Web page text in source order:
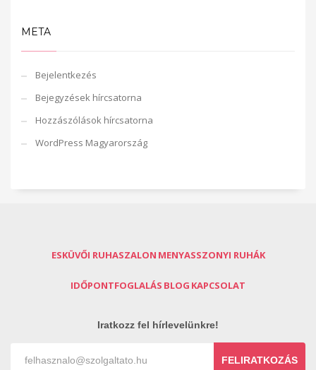
META
Bejelentkezés
Bejegyzések hírcsatorna
Hozzászólások hírcsatorna
WordPress Magyarország
ESKÜVŐI RUHASZALON MENYASSZONYI RUHÁK
IDŐPONTFOGLALÁS BLOG KAPCSOLAT
Iratkozz fel hírlevelünkre!
FELIRATKOZÁS